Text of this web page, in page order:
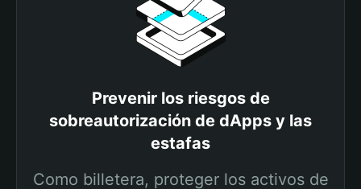
Prevenir los riesgos de
sobreautorización de dApps y las
estafas
Como billetera, proteger los activos de